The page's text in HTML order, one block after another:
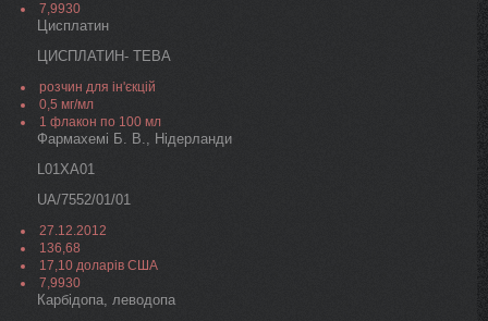
7,9930
Цисплатин
ЦИСПЛАТИН- ТЕВА
розчин для ін'єкцій
0,5 мг/мл
1 флакон по 100 мл
Фармахемі Б. В., Нідерланди
L01XA01
UA/7552/01/01
27.12.2012
136,68
17,10 доларів США
7,9930
Карбідопа, леводопа